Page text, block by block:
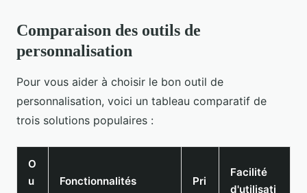
Comparaison des outils de
personnalisation
Pour vous aider à choisir le bon outil de
personnalisation, voici un tableau comparatif de
trois solutions populaires :
O
u
Fonctionnalités
Pri
Facilité
d'utilisati